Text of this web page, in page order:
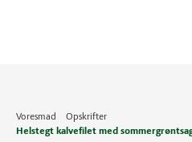
Voresmad
Opskrifter
Helstegt kalvefilet med